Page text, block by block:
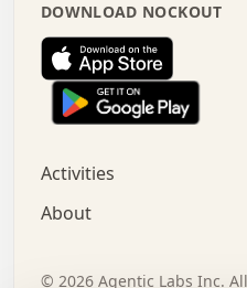
.   .   .   .   .   .
.   .   .   .   .   .   .
.   .   .   .   .   :
.   .   .   .   .   .
.   .   :   o   .   .
.   o   .   .   .   .
+   .   o   .   .   .
.   +   .   .   .   .
DOWNLOAD NOCKOUT
Activities
About
© 2026 Agentic Labs Inc.